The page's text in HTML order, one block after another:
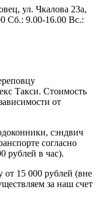
ул. Чкалова 23а,
Сб.: 9.00-16.00 Вс.:
Такси. Стоимость
от
сэндвич
согласно
рублей в час).
от 15 000 рублей (вне
за наш счет